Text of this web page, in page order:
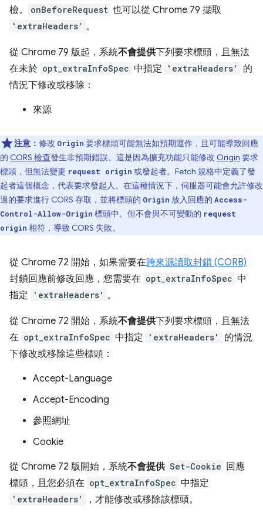
檢。
onBeforeRequest 也可以從 Chrome 79 擷取
'extraHeaders' 。
從 Chrome 79 版起，系統不會提供下列要求標頭，且無法
在未於 opt_extraInfoSpec 中指定 'extraHeaders'
的
情況下修改或移除：
來源
注意： 修改 Origin 要求標頭可能無法如預期運作，且可能導致回應
的 CORS 檢查發生非預期錯誤。這是因為擴充功能只能修改 Origin 要求
標頭，但無法變更 request origin 或發起者。Fetch 規格中定義了發
起者這個概念，代表要求發起人。在這種情況下，伺服器可能會允許修改
過的要求進行 CORS 存取，並將標頭的 Origin 放入回應的 Access-
Control-Allow-Origin 標頭中。但不會與不可變動的 request
origin 相符，導致 CORS 失敗。
從 Chrome 72 開始，如果需要在跨來源讀取封鎖 (CORB)
封鎖回應前修改回應，您需要在 opt_extraInfoSpec 中
指定
'extraHeaders' 。
從 Chrome 72 開始，系統不會提供下列要求標頭，且無法
在 opt_extraInfoSpec 中指定 'extraHeaders'
的情況
下修改或移除這些標頭：
Accept-Language
Accept-Encoding
參照網址
Cookie
從 Chrome 72 版開始，系統不會提供 Set-Cookie 回應
標頭，且您必須在 opt_extraInfoSpec 中指定
'extraHeaders' ，才能修改或移除該標頭。